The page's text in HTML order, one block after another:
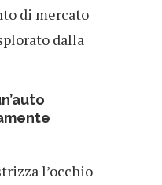
di mercato
dalla
l’occhio